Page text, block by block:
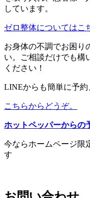
しています。
ゼロ整体については
お身体の不調でお困り
い。ご相談だけでも構
ください！
LINEからも簡単に予約
こちらからどうぞ。
ホットペッパーからの
今ならホームページ限
す